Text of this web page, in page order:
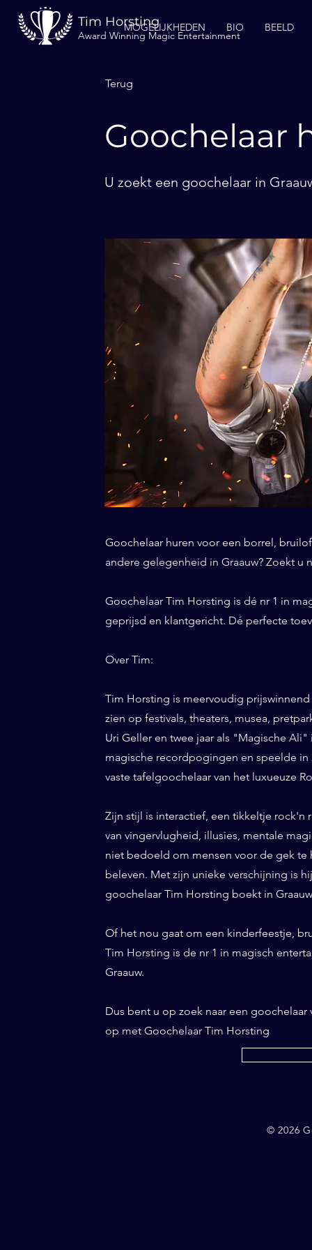
Tim Horsting
Award Winning Magic Entertainment
MOGELIJKHEDEN BIO BEELD
Terug
Goochelaar
U zoekt een goochelaar in
Goochelaar huren voor een borrel,
andere gelegenheid in Graauw? Zoekt u
Goochelaar Tim Horsting is dé nr 1 in
geprijsd en klantgericht. Dé perfecte
Over Tim:
Tim Horsting is meervoudig
zien op festivals, theaters, musea,
Uri Geller en twee jaar als "Magische
magische recordpogingen en speelde in
vaste tafelgoochelaar van het luxueuze
Zijn stijl is interactief, een tikkeltje rock'n
van vingervlugheid, illusies, mentale
niet bedoeld om mensen voor de gek te
beleven. Met zijn unieke verschijning is
goochelaar Tim Horsting boekt in
Of het nou gaat om een kinderfeestje,
Tim Horsting is de nr 1 in magisch
Graauw.
Dus bent u op zoek naar een
op met Goochelaar Tim Horsting
© 2026